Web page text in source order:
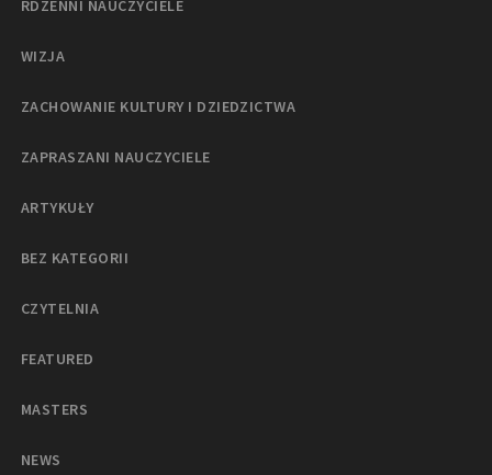
RDZENNI NAUCZYCIELE
WIZJA
ZACHOWANIE KULTURY I DZIEDZICTWA
ZAPRASZANI NAUCZYCIELE
ARTYKUŁY
BEZ KATEGORII
CZYTELNIA
FEATURED
MASTERS
NEWS